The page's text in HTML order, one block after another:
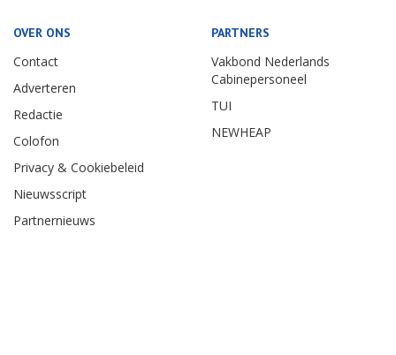
OVER ONS
Contact
Adverteren
Redactie
Colofon
Privacy & Cookiebeleid
Nieuwsscript
Partnernieuws
PARTNERS
Vakbond Nederlands
Cabinepersoneel
TUI
NEWHEAP